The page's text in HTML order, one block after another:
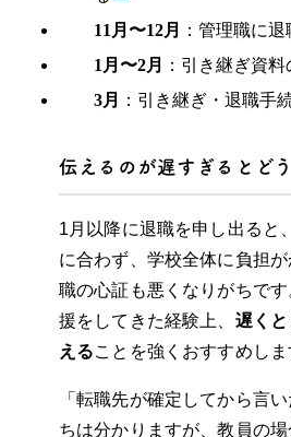
11月〜12月
：管理職に
1月〜2月
：引き継ぎ資
3月
：引き継ぎ・退職手
伝えるのが遅すぎるとど
1月以降に退職を申し出ると
に合わず、学校全体に負担
職の心証も悪くなりがちで
援をしてきた経験上、 遅く
えることを強くおすすめしま
「転職先が確定してから言
ちは分かりますが、教員の